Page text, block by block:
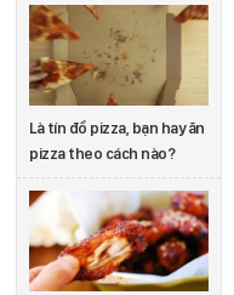
Là tín đồ pizza, bạn hay ăn
pizza theo cách nào?